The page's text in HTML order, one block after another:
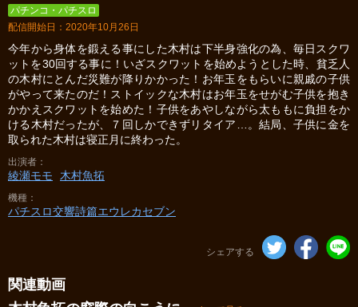
パチンコ・パチスロ
配信開始日：2020年10月26日
今年から身体を鍛える事にした木村は下半身強化の為、毎日スクワ
ットを30回する事に！いざスクワットを始めようとした時、貧乏人
の木村にとんだ災難が降りかかった！お年玉をもらいに親戚の子供
がやって来たのだ！ストイックな木村はお年玉をせがむ子供を抱き
かかえスクワットを始めた！子供をあやしながら太ももに負担をか
ける木村だったが、７回しかできずリタイア…。結局、子供に金を
取られた木村は寝正月に終わった。
出演者
綾瀬モモ 木村魚拓
機種
パチスロ交響詩篇エウレカセブン
シェアする
関連動画